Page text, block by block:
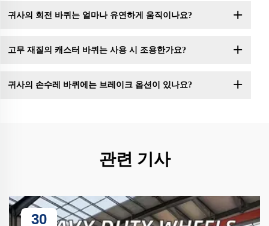
귀사의 회전 바퀴는 얼마나 유연하게 움직이나요?
고무 재질의 캐스터 바퀴는 사용 시 조용한가요?
귀사의 손수레 바퀴에는 브레이크 옵션이 있나요?
관련 기사
30